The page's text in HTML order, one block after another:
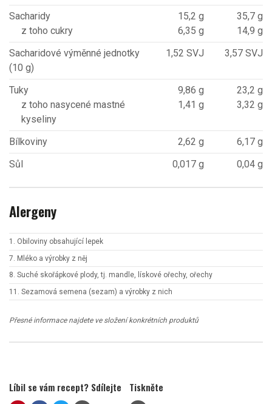
Sacharidy
z toho cukry
15,2 g
6,35 g
35,7 g
14,9 g
Sacharidové výměnné jednotky
(10 g)
1,52 SVJ 3,57 SVJ
Tuky
z toho nasycené mastné
kyseliny
9,86 g
1,41 g
23,2 g
3,32 g
Bílkoviny 2,62 g
6,17 g
Sůl
0,017 g 0,04 g
Alergeny
1. Obiloviny obsahující lepek
7. Mléko a výrobky z něj
8. Suché skořápkové plody, tj. mandle, lískové ořechy, ořechy
11. Sezamová semena (sezam) a výrobky z nich
Přesné informace najdete ve složení konkrétních produktů
Líbil se vám recept? Sdílejte Tiskněte